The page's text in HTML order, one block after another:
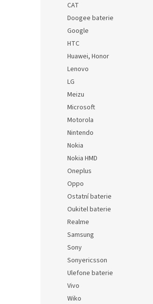
CAT
Doogee baterie
Google
HTC
Huawei, Honor
Lenovo
LG
Meizu
Microsoft
Motorola
Nintendo
Nokia
Nokia HMD
Oneplus
Oppo
Ostatní baterie
Oukitel baterie
Realme
Samsung
Sony
Sonyericsson
Ulefone baterie
Vivo
Wiko